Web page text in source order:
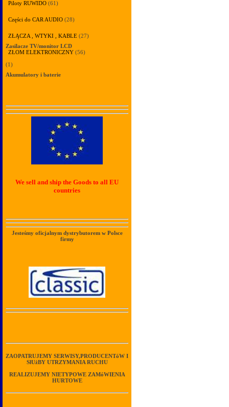
Piloty RUWIDO (61)
Części do CAR AUDIO (28)
ZŁĄCZA , WTYKI , KABLE (27)
Zasilacze TV/monitor LCD
ZŁOM ELEKTRONICZNY (56)
(1)
Akumulatory i baterie
We sell and ship the Goods to all EU
countries
Jesteśmy oficjalnym dystrybutorem w Polsce
firmy
ZAOPATRUJEMY SERWISY,PRODUCENTóW I
SłUżBY UTRZYMANIA RUCHU
REALIZUJEMY NIETYPOWE ZAMóWIENIA
HURTOWE